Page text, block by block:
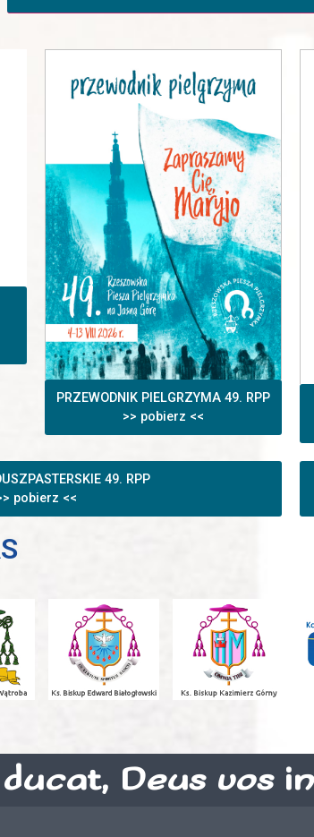
PRZEWODNIK PIELGRZYMA 49. RPP
>> pobierz <<
49. RPP
pobierz <<
Deus vos